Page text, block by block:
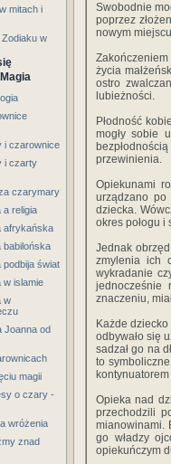
mitach i
w
Magia
i czarownice
i czarty
czarymary
a religia
afrykańska
babilońska
podbija świat
w islamie
w
Joanna od
magii
o czary -
wróżenia
znad
Swobodnie
po­przez
nowym
życia
ostro
lubież­ności.
Płodność
mogły sobie
przewinienia.
Opiekunami
urządzano po
dziecka.
okres połogu i
Jednak
zmylenia ich
wykradanie
jednocześnie
znaczeniu,
Każde
od­bywało się
sadzał go na
to
Opieka nad
przechodzi­li
mianowinami.
go władzy
opiekuńczym